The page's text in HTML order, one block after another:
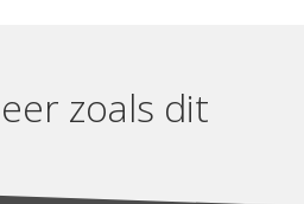
zoals dit